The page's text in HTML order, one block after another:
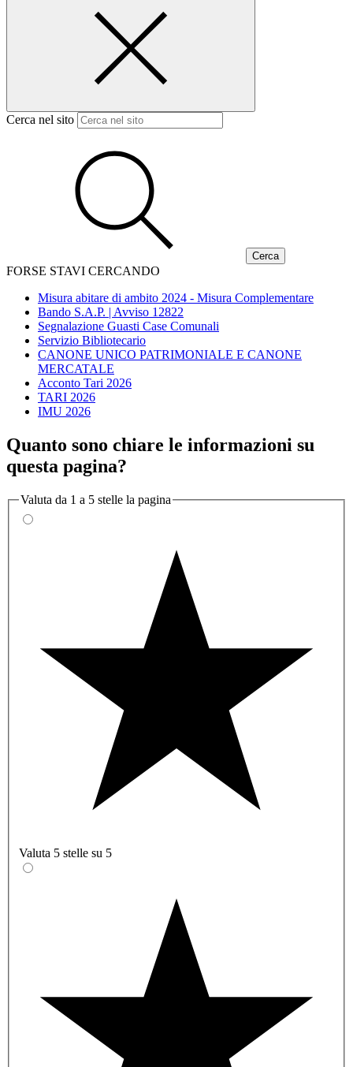
Cerca nel sito
FORSE STAVI CERCANDO
Misura abitare di ambito 2024 - Misura Complementare
Bando S.A.P. | Avviso 12822
Segnalazione Guasti Case Comunali
Servizio Bibliotecario
CANONE UNICO PATRIMONIALE E CANONE
MERCATALE
Acconto Tari 2026
TARI 2026
IMU 2026
Quanto sono chiare le informazioni su
questa pagina?
Valuta da 1 a 5 stelle la pagina
Valuta 5 stelle su 5